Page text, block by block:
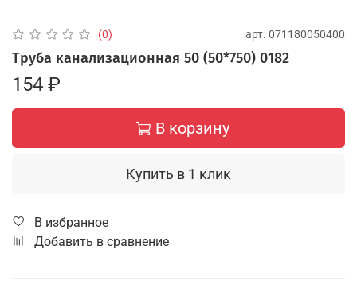
(0) арт. 071180050400
Труба канализационная 50 (50*750) 0182
154 ₽
В корзину
Купить в 1 клик
В избранное
Добавить в сравнение